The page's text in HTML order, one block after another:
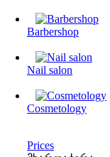
Barbershop
Nail salon
Cosmetology
Prices